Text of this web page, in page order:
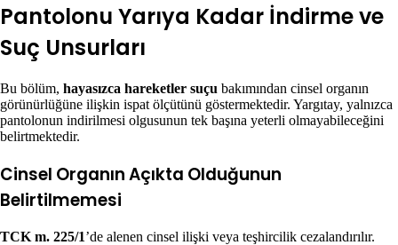
Pantolonu Yarıya Kadar İndirme ve
Suç Unsurları
Bu bölüm, hayasızca hareketler suçu bakımından cinsel organın
görünürlüğüne ilişkin ispat ölçütünü göstermektedir. Yargıtay, yalnızca
pantolonun indirilmesi olgusunun tek başına yeterli olmayabileceğini
belirtmektedir.
Cinsel Organın Açıkta Olduğunun
Belirtilmemesi
TCK m. 225/1’de alenen cinsel ilişki veya teşhircilik cezalandırılır.